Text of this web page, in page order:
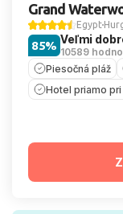
Grand
Egypt
Veľmi
10589
85%
Piesočná pláž
Hotel priamo pri